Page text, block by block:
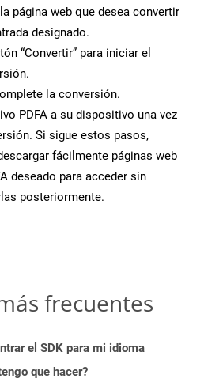
página web que desea convertir
designado.
“Convertir” para iniciar el
la conversión.
PDFA a su dispositivo una vez
Si sigue estos pasos,
fácilmente páginas web
deseado para acceder sin
posteriormente.
frecuentes
el SDK para mi idioma
que hacer?